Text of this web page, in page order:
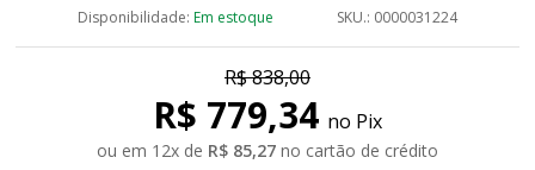
Disponibilidade: Em estoque SKU.: 0000031224
R$ 838,00
ou em 12xde R$ 85,27no cartão de crédito
R$ 779,34 no Pix